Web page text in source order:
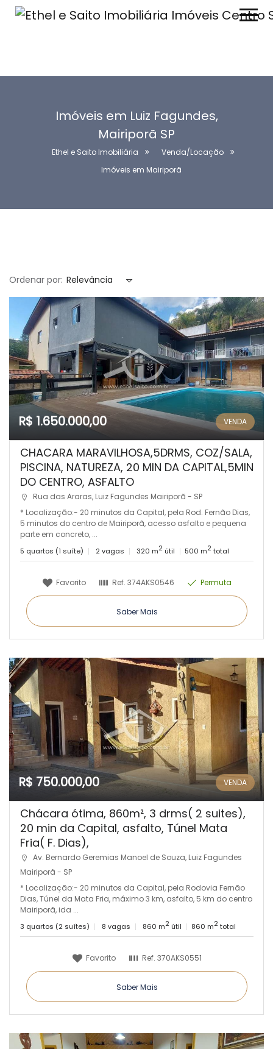
Imóveis em Luiz Fagundes,
Mairiporã SP
Ethel e Saito Imobiliária
Venda/Locação
Imóveis em Mairiporã
Ordenar por: Relevância
R$ 1.650.000,00 VENDA
CHACARA MARAVILHOSA,5DRMS, COZ/SALA,
PISCINA, NATUREZA, 20 MIN DA CAPITAL,5MIN
DO CENTRO, ASFALTO
Rua das Araras, Luiz Fagundes Mairiporã - SP
* Localização:- 20 minutos da Capital, pela Rod. Fernão Dias,
5 minutos do centro de Mairiporã, acesso asfalto e pequena
parte em concreto, ...
5 quartos (1 suíte) 2 vagas 320 m2 útil 500 m2total
Favorito Ref. 374AKS0546 Permuta
Saber Mais
R$ 750.000,00 VENDA
Chácara ótima, 860m², 3 drms( 2 suites),
20 min da Capital, asfalto, Túnel Mata
Fria( F. Dias),
Av. Bernardo Geremias Manoel de Souza, Luiz Fagundes
Mairiporã - SP
* Localização:- 20 minutos da Capital, pela Rodovia Fernão
Dias, Túnel da Mata Fria, máximo 3 km, asfalto, 5 km do centro
Mairiporã, ida ...
3 quartos (2 suítes) 8 vagas 860 m2 útil 860 m2total
Favorito Ref. 370AKS0551
Saber Mais